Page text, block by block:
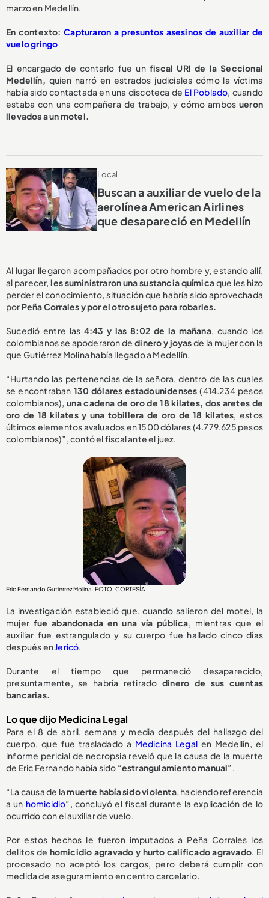
marzo en Medellín.
En contexto: Capturaron a presuntos asesinos de auxiliar de
vuelo gringo
El encargado de contarlo fue unfiscal URI de la Seccional
Medellín, quien narró en estrados judiciales cómo la víctima
había sido contactada en una discoteca de El Poblado, cuando
estaba con una compañera de trabajo, y cómo ambos ueron
llevados a un motel.
Local
Buscan a auxiliar de vuelo de la
aerolínea American Airlines
que desapareció en Medellín
Al lugar llegaron acompañados por otro hombre y, estando allí,
al parecer,les suministraron una sustancia químicaque les hizo
perder el conocimiento, situación que habría sido aprovechada
por Peña Corrales y por el otro sujeto para robarles.
Sucedió entre las 4:43 y las 8:02 de la mañana, cuando los
colombianos se apoderaron dedinero y joyasde la mujer con la
que Gutiérrez Molina había llegado a Medellín.
“Hurtando las pertenencias de la señora, dentro de las cuales
se encontraban 130 dólares estadounidenses (414.234 pesos
colombianos),una cadena de oro de 18 kilates, dos aretes de
oro de 18 kilates y una tobillera de oro de 18 kilates, estos
últimos elementos avaluados en 1500 dólares (4.779.625 pesos
colombianos)”, contó el fiscal ante el juez.
Eric Fernando Gutiérrez Molina. FOTO: CORTESÍA
La investigación estableció que, cuando salieron del motel, la
mujer fue abandonada en una vía pública, mientras que el
auxiliar fue estrangulado y su cuerpo fue hallado cinco días
después enJericó.
Durante el tiempo que permaneció desaparecido,
presuntamente, se habría retirado dinero de sus cuentas
bancarias.
Lo que dijo Medicina Legal
Para el 8 de abril, semana y media después del hallazgo del
cuerpo, que fue trasladado a Medicina Legal en Medellín, el
informe pericial de necropsia reveló que la causa de la muerte
de Eric Fernando había sido “estrangulamiento manual”.
“La causa de lamuerte había sido violenta, haciendo referencia
a un homicidio”, concluyó el fiscal durante la explicación de lo
ocurrido con el auxiliar de vuelo.
Por estos hechos le fueron imputados a Peña Corrales los
delitos de homicidio agravado y hurto calificado agravado. El
procesado no aceptó los cargos, pero deberá cumplir con
medida de aseguramiento en centro carcelario.